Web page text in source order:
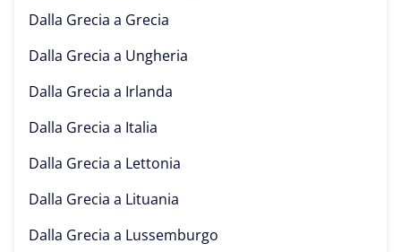
Dalla Grecia a Grecia
Dalla Grecia a Ungheria
Dalla Grecia a Irlanda
Dalla Grecia a Italia
Dalla Grecia a Lettonia
Dalla Grecia a Lituania
Dalla Grecia a Lussemburgo